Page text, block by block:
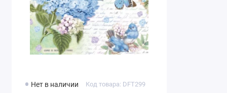
Нет в наличии Код товара: DFT299